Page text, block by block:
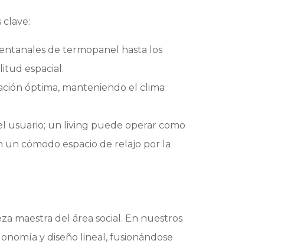
clave:
de termopanel hasta los
espacial.
óptima, manteniendo el clima
usuario; un living puede operar como
cómodo espacio de relajo por la
maestra del área social. En nuestros
y diseño lineal, fusionándose